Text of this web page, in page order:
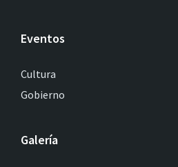
Eventos
Cultura
Gobierno
Galería